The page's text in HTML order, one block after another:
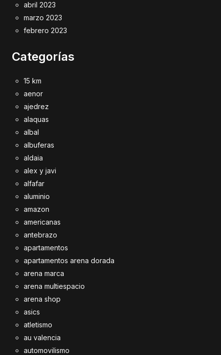
abril 2023
marzo 2023
febrero 2023
Categorías
15 km
aenor
ajedrez
alaquas
albal
albuferas
aldaia
alex y javi
alfafar
aluminio
amazon
americanas
antebrazo
apartamentos
apartamentos arena dorada
arena marca
arena multiespacio
arena shop
asics
atletismo
au valencia
automovilismo